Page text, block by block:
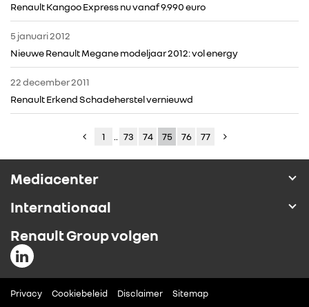
Renault Kangoo Express nu vanaf 9.990 euro
5 januari 2012
Nieuwe Renault Megane modeljaar 2012: vol energy
22 december 2011
Renault Erkend Schadeherstel vernieuwd
1 73 74 75 76 77
Mediacenter
Internationaal
Renault Group volgen
Privacy Cookiebeleid Disclaimer
Sitemap